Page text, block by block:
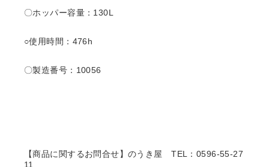
〇ホッパー容量：130L
○使用時間：476h
〇製造番号：10056
【商品に関するお問合せ】のうき屋TEL：0596-55-27
11